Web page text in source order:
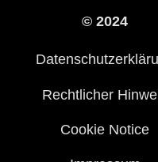
© 2024
Rechtlicher
Cookie Notice